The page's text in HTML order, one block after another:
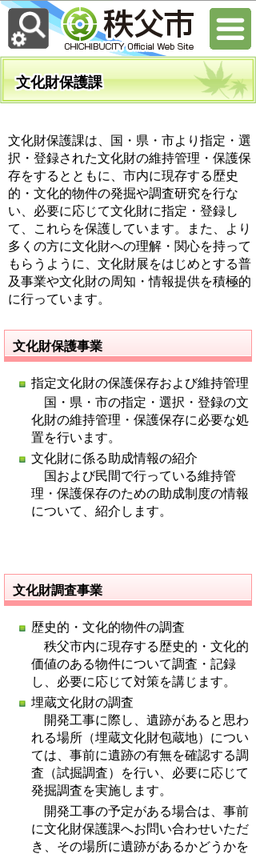
文化財保護課
文化財保護課は、国・県・市より指定・選
択・登録された文化財の維持管理・保護保
存をするとともに、市内に現存する歴史
的・文化的物件の発掘や調査研究を行な
い、必要に応じて文化財に指定・登録し
て、これらを保護しています。また、より
多くの方に文化財への理解・関心を持って
もらうように、文化財展をはじめとする普
及事業や文化財の周知・情報提供を積極的
に行っています。
文化財保護事業
指定文化財の保護保存および維持管理
国・県・市の指定・選択・登録の文
化財の維持管理・保護保存に必要な処
置を行います。
文化財に係る助成情報の紹介
国および民間で行っている維持管
理・保護保存のための助成制度の情報
について、紹介します。
文化財調査事業
歴史的・文化的物件の調査
秩父市内に現存する歴史的・文化的
価値のある物件について調査・記録
し、必要に応じて対策を講じます。
埋蔵文化財の調査
開発工事に際し、遺跡があると思わ
れる場所（埋蔵文化財包蔵地）につい
ては、事前に遺跡の有無を確認する調
査（試掘調査）を行い、必要に応じて
発掘調査を実施します。
開発工事の予定がある場合は、事前
に文化財保護課へお問い合わせいただ
き、その場所に遺跡があるかどうかを